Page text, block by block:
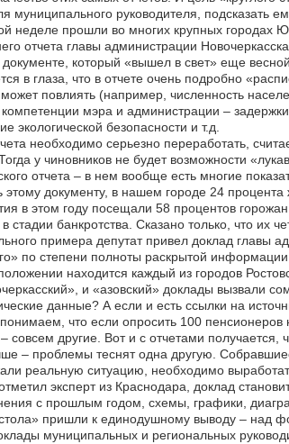
муниципального руководителя, подсказать
неделе прошли во многих крупных городах
отчета главы администрации
который «вышел в свет» еще
в глаза, что в отчете очень подробно
повлиять (например, численность
компетенции мэра и администрации –
экологической безопасности и т.д.
необходимо серьезно переработать,
у чиновников не будет возможности
отчета – в нем вообще есть многие
этому документу, в нашем городе 24
в этом году посещали 58 процентов
банкротства. Сказано только, что их
примера депутат привел доклад главы
по степени полноты раскрытой
находится каждый из городов
и «азовский» доклады вызвали
данные? А если и есть ссылки на
что если опросить 100
совсем другие. Вот и с отчетами
– проблемы теснят одна другую.
реальную ситуацию, необходимо
эксперт из Краснодара, доклад
с прошлым годом, схемы, графики,
стола» пришли к единодушному выводу – над
муниципальных и региональных